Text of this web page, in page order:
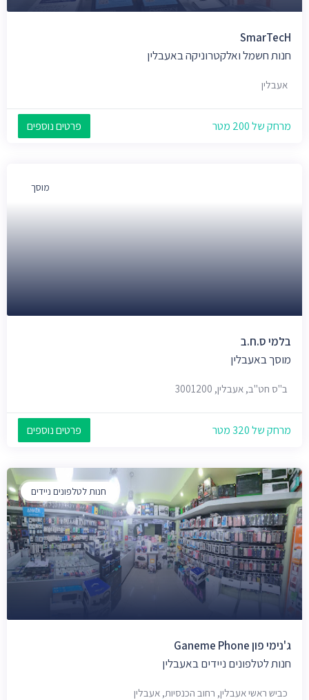
SmarTecH
חנות חשמל ואלקטרוניקה באעבלין
אעבלין
מרחק של 200 מטר פרטים נוספים
מוסך
בלמי ס.ח.ב
מוסך באעבלין
ב"ס חט"ב, אעבלין, 3001200
מרחק של 320 מטר פרטים נוספים
חנות לטלפונים ניידים
ג'נימי פון Ganeme Phone
חנות לטלפונים ניידים באעבלין
כביש ראשי אעבלין, רחוב הכנסיות, אעבלין